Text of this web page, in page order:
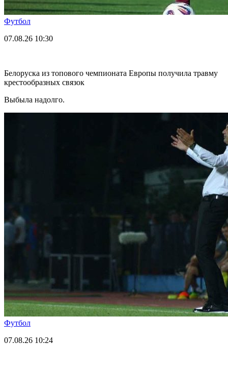
Футбол
07.08.26 10:30
Белоруска из топового чемпионата Европы получила травму
крестообразных связок
Выбыла надолго.
Футбол
07.08.26 10:24